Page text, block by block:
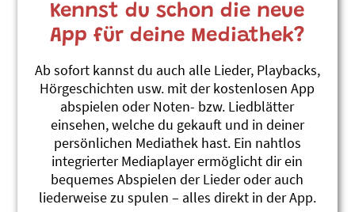
Kennst du schon die neue
App für deine Mediathek?
Ab sofort kannst du auch alle Lieder, Playbacks,
Hörgeschichten usw. mit der kostenlosen App
abspielen oder Noten- bzw. Liedblätter
einsehen, welche du gekauft und in deiner
persönlichen Mediathek hast. Ein nahtlos
integrierter Mediaplayer ermöglicht dir ein
bequemes Abspielen der Lieder oder auch
liederweise zu spulen – alles direkt in der App.